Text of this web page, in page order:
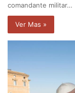
comandante militar…
Ver Mas »